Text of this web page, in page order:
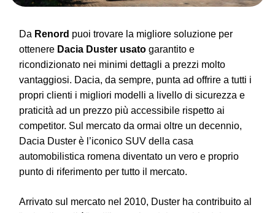
Da Renord puoi trovare la migliore soluzione per
ottenere Dacia Duster usato garantito e
ricondizionato nei minimi dettagli a prezzi molto
vantaggiosi. Dacia, da sempre, punta ad offrire a tutti i
propri clienti i migliori modelli a livello di sicurezza e
praticità ad un prezzo più accessibile rispetto ai
competitor. Sul mercato da ormai oltre un decennio,
Dacia Duster è l’iconico SUV della casa
automobilistica romena diventato un vero e proprio
punto di riferimento per tutto il mercato.
Arrivato sul mercato nel 2010, Duster ha contribuito al